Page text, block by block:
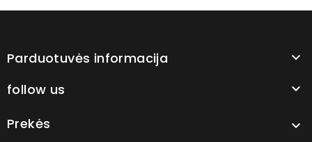
Parduotuvės informacija 
follow us 
Prekės 